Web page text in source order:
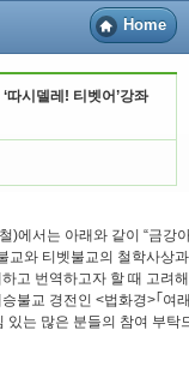
Home
시델레! 티벳어’강좌
에서는 아래와 같이 “금강
교와 티벳불교의 철학사상
고 번역하고자 할 때 고려
불교 경전인 <법화경>｢여
있는 많은 분들의 참여 부탁